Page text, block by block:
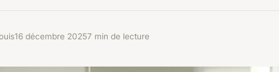
16 décembre 20257 min de lecture